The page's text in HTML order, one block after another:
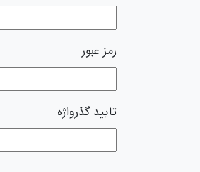
رمز عبور
تایید گذرواژه